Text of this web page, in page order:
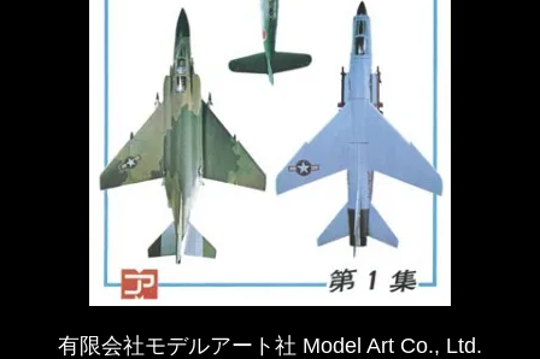
有限会社モデルアート社 Model Art Co., Ltd.